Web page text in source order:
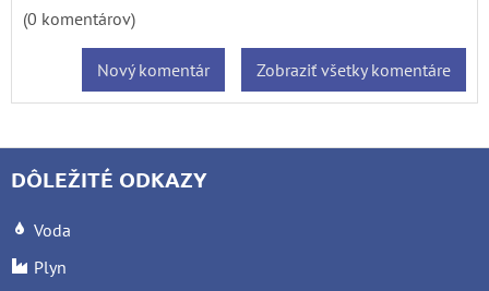
(0 komentárov)
Zobraziť všetky komentáre
Nový komentár
DÔLEŽITÉ ODKAZY
Voda
Plyn